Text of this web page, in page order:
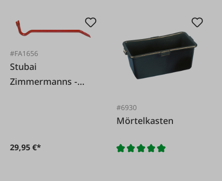
#FA1656
Stubai
Zimmermanns -
29,95 €*
#6930
Mörtelkasten